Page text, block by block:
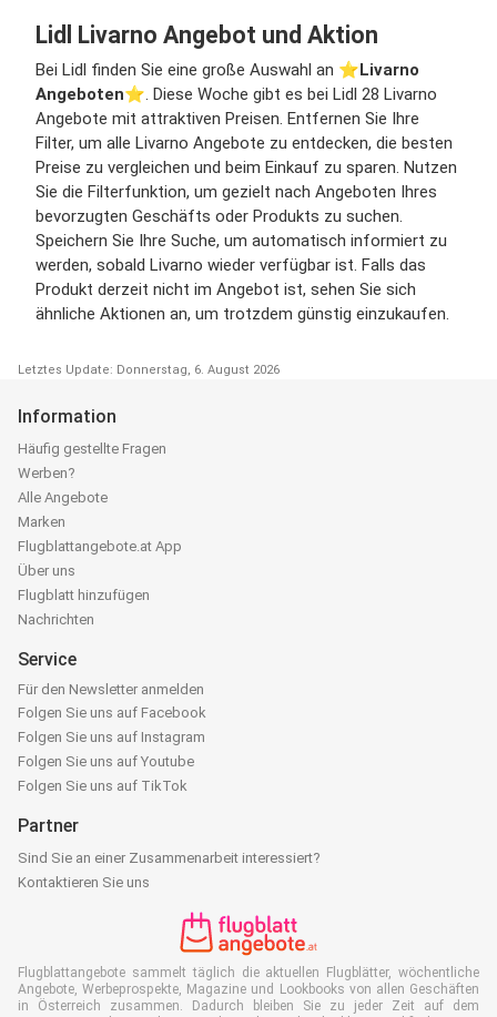
Lidl Livarno Angebot und Aktion
Bei Lidl finden Sie eine große Auswahl an ⭐️Livarno
Angeboten⭐️. Diese Woche gibt es bei Lidl 28 Livarno
Angebote mit attraktiven Preisen. Entfernen Sie Ihre
Filter, um alle Livarno Angebote zu entdecken, die besten
Preise zu vergleichen und beim Einkauf zu sparen. Nutzen
Sie die Filterfunktion, um gezielt nach Angeboten Ihres
bevorzugten Geschäfts oder Produkts zu suchen.
Speichern Sie Ihre Suche, um automatisch informiert zu
werden, sobald Livarno wieder verfügbar ist. Falls das
Produkt derzeit nicht im Angebot ist, sehen Sie sich
ähnliche Aktionen an, um trotzdem günstig einzukaufen.
Letztes Update: Donnerstag, 6. August 2026
Information
Häufig gestellte Fragen
Werben?
Alle Angebote
Marken
Flugblattangebote.at App
Über uns
Flugblatt hinzufügen
Nachrichten
Service
Für den Newsletter anmelden
Folgen Sie uns auf Facebook
Folgen Sie uns auf Instagram
Folgen Sie uns auf Youtube
Folgen Sie uns auf TikTok
Partner
Sind Sie an einer Zusammenarbeit interessiert?
Kontaktieren Sie uns
Flugblattangebote sammelt täglich die aktuellen Flugblätter, wöchentliche
Angebote, Werbeprospekte, Magazine und Lookbooks von allen Geschäften
in Österreich zusammen. Dadurch bleiben Sie zu jeder Zeit auf dem